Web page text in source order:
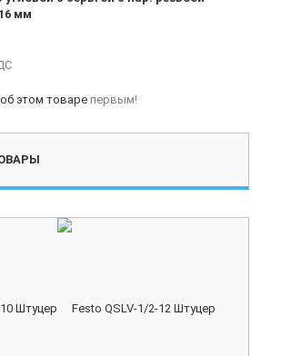
мм
этом товаре первым!